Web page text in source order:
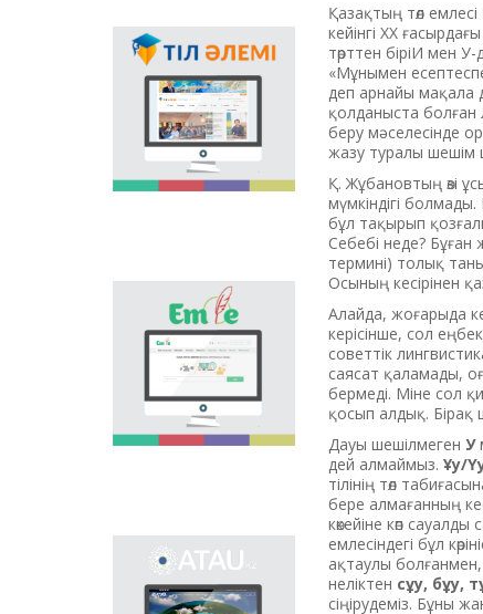
Мемлекеттік тілдің
қолданыс аясының
кеңеюінде ғаламтор
арқылы тілді
насихаттаудың
маңызы аса зор.
Еліміздегі осы
бағыттағы алғашқы
саясатын көпшілікке
насихаттауға және
таныстыруға үлесін
қосады.
«Emle.kz»
электрондық базасы
қазақ тілінің
орфографиясына
арналған. Бұл базада
қазақ тілінің
қолданыстағы
бекітілген
салаға байланысты
ғылыми әдебиеттер
берілген.
Ономастикалық
электрондық базаны
ашудың негізгі
Қазақтың төл
кейінгі ХХ
төрттен біріИ мен
«Мұнымен
деп арнайы мақала
қолданыста
беру мәселесінде
жазу туралы шешім
Қ. Жұбановтың өзі
мүмкіндігі
бұл тақырып
Себебі неде?
термині) толық
Осының кесірінен
Алайда, жоғарыда
керісінше, сол
советтік
саясат қаламады,
бермеді. Міне сол
қосып алдық. Бірақ
Дауы шешілмеген У
дей алмаймыз. Ұу/
тілінің төл
бере алмағанның
көкейіне көп
емлесіндегі бұл
ақтаулы
неліктен сұу, бұу,
сіңірудеміз. Бұны